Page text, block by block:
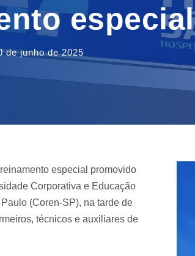
especial
de junho de 2025
especial promovido
Corporativa e Educação
(Coren-SP), na tarde de
técnicos e auxiliares de